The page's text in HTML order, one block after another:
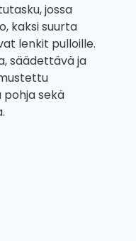
jossa
kaksi suurta
lenkit pulloille.
säädettävä ja
sekä